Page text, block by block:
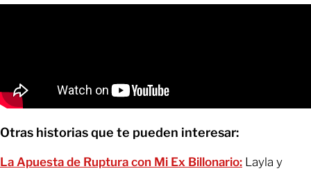
Otras historias que te pueden interesar:
La Apuesta de Ruptura con Mi Ex Billonario: Layla y